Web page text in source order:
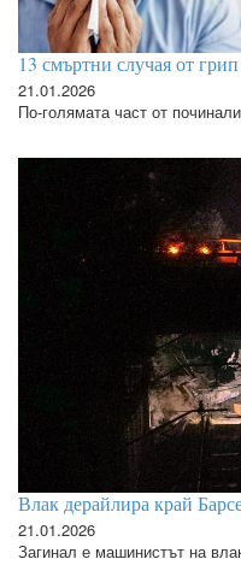
13 смъртни случая от
21.01.2026
По-голямата част от
Влак дерайлира край
21.01.2026
Загинал е машинистът на